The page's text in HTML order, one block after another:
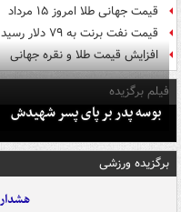
قیمت جهانی طلا امروز ۱۵ مرداد
قیمت نفت برنت به ۷۹ دلار رسید
افزایش قیمت طلا و نقره جهانی
فیلم برگزیده
بوسه‌ پدر بر پای پسر شهیدش
برگزیده ورزشی